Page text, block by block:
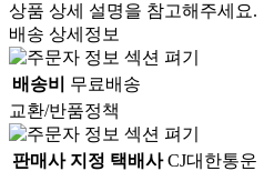
상품 상세 설명을 참고해주세요.
배송 상세정보
배송비
무료배송
교환/반품정책
판매사 지정 택배사 CJ대한통운